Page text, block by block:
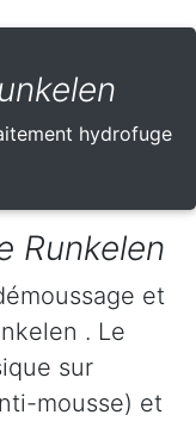
hydrofuge
Runkelen
et
. Le
sur
mousse) et